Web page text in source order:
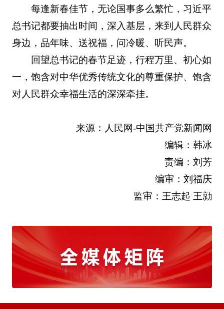
每逢新春佳节，无论国事多么繁忙，习近平
总书记都要抽出时间，深入基层，来到人民群众
身边，品年味、送祝福，问冷暖、听民声。
回望总书记的春节足迹，行程万里、初心如
一，饱含对中华优秀传统文化的尊重保护、饱含
对人民群众幸福生活的深深牵挂。
来源：人民网-中国共产党新闻网
编辑：韩冰
责编：刘芳
编审：刘福庆
监审：王志起 王勍